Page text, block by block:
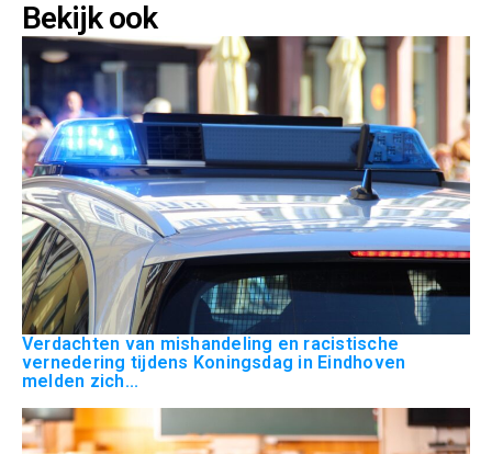
Bekijk ook
Verdachten van mishandeling en racistische
vernedering tijdens Koningsdag in Eindhoven
melden zich...